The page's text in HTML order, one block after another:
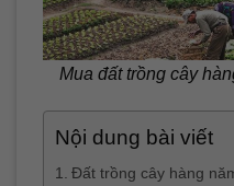
Mua đất trồng cây
Nội dung bài viết
Đất trồng cây hàng